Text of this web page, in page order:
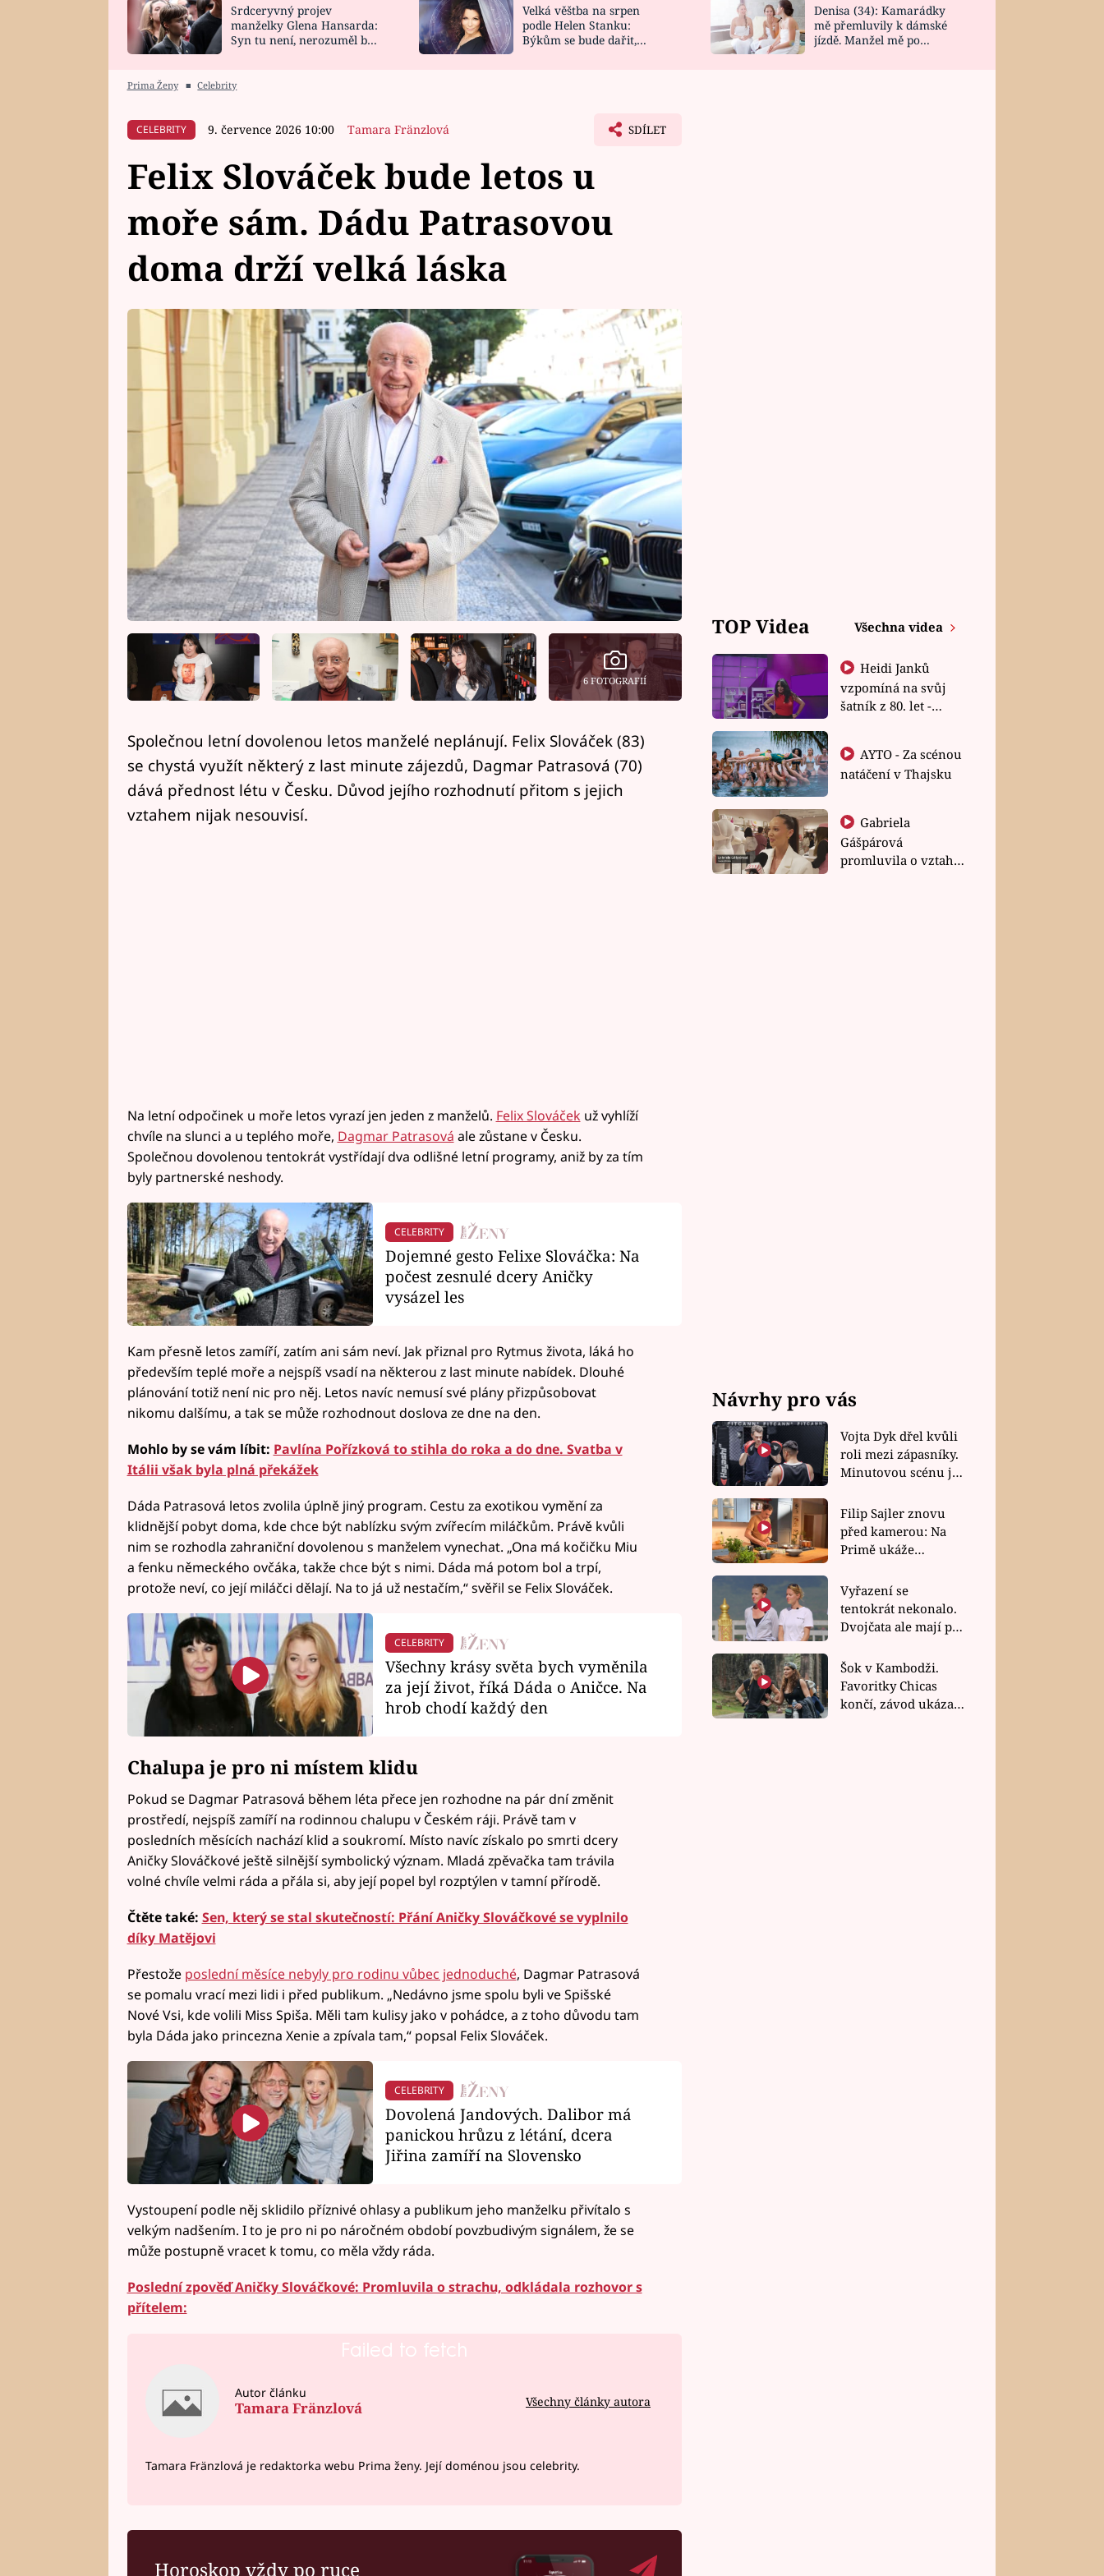
HOROSKOP NA
CELEBRITY
VAŘENÍ
NOVINKY
VIDEORECEPTY
DESIGN
Srdceryvný projev
manželky Glena Hansarda:
Syn tu není, nerozuměl by
Velká věštba na srpen
podle Helen Stanku:
Býkům se bude dařit,
Denisa (34): Kamarádky
mě přemluvily k dámské
jízdě. Manžel mě po
Prima Ženy ■ Celebrity
CELEBRITY 9. července 2026 10:00 Tamara Fränzlová SDÍLET
Felix Slováček bude letos u
moře sám. Dádu Patrasovou
doma drží velká láska
6 FOTOGRAFIÍ
Společnou letní dovolenou letos manželé neplánují. Felix Slováček (83)
se chystá využít některý z last minute zájezdů, Dagmar Patrasová (70)
dává přednost létu v Česku. Důvod jejího rozhodnutí přitom s jejich
vztahem nijak nesouvisí.
Na letní odpočinek u moře letos vyrazí jen jeden z manželů. Felix Slováček už vyhlíží
chvíle na slunci a u teplého moře, Dagmar Patrasová ale zůstane v Česku.
Společnou dovolenou tentokrát vystřídají dva odlišné letní programy, aniž by za tím
byly partnerské neshody.
CELEBRITY
Dojemné gesto Felixe Slováčka: Na
počest zesnulé dcery Aničky
vysázel les
Kam přesně letos zamíří, zatím ani sám neví. Jak přiznal pro Rytmus života, láká ho
především teplé moře a nejspíš vsadí na některou z last minute nabídek. Dlouhé
plánování totiž není nic pro něj. Letos navíc nemusí své plány přizpůsobovat
nikomu dalšímu, a tak se může rozhodnout doslova ze dne na den.
Mohlo by se vám líbit: Pavlína Pořízková to stihla do roka a do dne. Svatba v
Itálii však byla plná překážek
Dáda Patrasová letos zvolila úplně jiný program. Cestu za exotikou vymění za
klidnější pobyt doma, kde chce být nablízku svým zvířecím miláčkům. Právě kvůli
nim se rozhodla zahraniční dovolenou s manželem vynechat. „Ona má kočičku Miu
a fenku německého ovčáka, takže chce být s nimi. Dáda má potom bol a trpí,
protože neví, co její miláčci dělají. Na to já už nestačím,“ svěřil se Felix Slováček.
CELEBRITY
Všechny krásy světa bych vyměnila
za její život, říká Dáda o Aničce. Na
hrob chodí každý den
Chalupa je pro ni místem klidu
Pokud se Dagmar Patrasová během léta přece jen rozhodne na pár dní změnit
prostředí, nejspíš zamíří na rodinnou chalupu v Českém ráji. Právě tam v
posledních měsících nachází klid a soukromí. Místo navíc získalo po smrti dcery
Aničky Slováčkové ještě silnější symbolický význam. Mladá zpěvačka tam trávila
volné chvíle velmi ráda a přála si, aby její popel byl rozptýlen v tamní přírodě.
Čtěte také: Sen, který se stal skutečností: Přání Aničky Slováčkové se vyplnilo
díky Matějovi
Přestože poslední měsíce nebyly pro rodinu vůbec jednoduché, Dagmar Patrasová
se pomalu vrací mezi lidi i před publikum. „Nedávno jsme spolu byli ve Spišské
Nové Vsi, kde volili Miss Spiša. Měli tam kulisy jako v pohádce, a z toho důvodu tam
byla Dáda jako princezna Xenie a zpívala tam,“ popsal Felix Slováček.
CELEBRITY
Dovolená Jandových. Dalibor má
panickou hrůzu z létání, dcera
Jiřina zamíří na Slovensko
Vystoupení podle něj sklidilo příznivé ohlasy a publikum jeho manželku přivítalo s
velkým nadšením. I to je pro ni po náročném období povzbudivým signálem, že se
může postupně vracet k tomu, co měla vždy ráda.
Poslední zpověď Aničky Slováčkové: Promluvila o strachu, odkládala rozhovor s
přítelem:
Failed to fetch
Autor článku
Tamara Fränzlová Všechny články autora
Tamara Fränzlová je redaktorka webu Prima ženy. Její doménou jsou celebrity.
Horoskop vždy po ruce
TOP Videa Všechna videa
Heidi Janků
vzpomíná na svůj
šatník z 80. let -
natáčení v Thajsku
Gabriela
Gášpárová
promluvila o vztahu
Návrhy pro vás
Vojta Dyk dřel kvůli
roli mezi zápasníky.
Minutovou scénu jel
Filip Sajler znovu
před kamerou: Na
Primě ukáže
rychlé recepty
Vyřazení se
tentokrát nekonalo.
Dvojčata ale mají po
závodu nůž na krku
Šok v Kambodži.
Favoritky Chicas
končí, závod ukázal